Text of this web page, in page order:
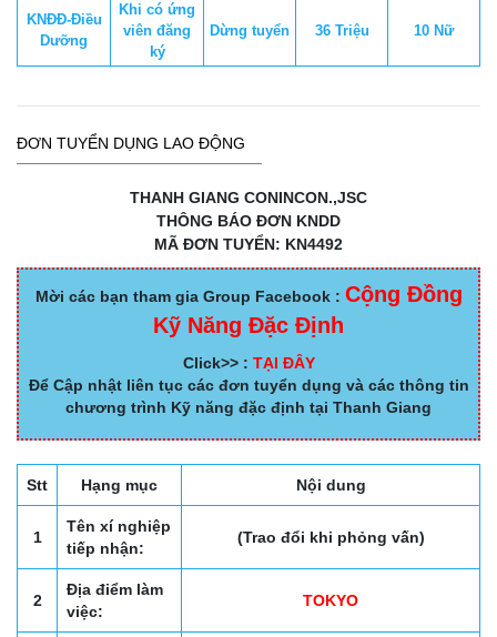
KNĐĐ-Điều
Dưỡng
Khi có ứng
viên đăng
ký
Dừng tuyển 36 Triệu 10 Nữ
ĐƠN TUYỂN DỤNG LAO ĐỘNG
THANH GIANG CONINCON.,JSC
THÔNG BÁO ĐƠN KNDD
MÃ ĐƠN TUYỂN: KN4492
Mời các bạn tham gia Group Facebook : Cộng Đồng
Kỹ Năng Đặc Định
Click>> : TẠI ĐÂY
Để Cập nhật liên tục các đơn tuyển dụng và các thông tin
chương trình Kỹ năng đặc định tại Thanh Giang
Stt Hạng mục Nội dung
1
Tên xí nghiệp
tiếp nhận:
(Trao đổi khi phỏng vấn)
2
Địa điểm làm
việc:
TOKYO